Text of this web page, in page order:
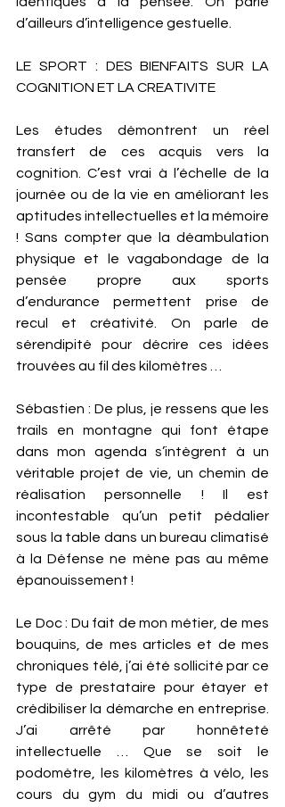
d’ailleurs d’intelligence gestuelle.
LE SPORT : DES BIENFAITS SUR LA
COGNITION ET LA CREATIVITE
Les études démontrent un réel
transfert de ces acquis vers la
cognition. C’est vrai à l’échelle de la
journée ou de la vie en améliorant les
aptitudes intellectuelles et la mémoire
! Sans compter que la déambulation
physique et le vagabondage de la
pensée propre aux sports
d’endurance permettent prise de
recul et créativité. On parle de
sérendipité pour décrire ces idées
trouvées au fil des kilomètres …
Sébastien : De plus, je ressens que les
trails en montagne qui font étape
dans mon agenda s’intègrent à un
véritable projet de vie, un chemin de
réalisation personnelle ! Il est
incontestable qu’un petit pédalier
sous la table dans un bureau climatisé
à la Défense ne mène pas au même
épanouissement !
Le Doc : Du fait de mon métier, de mes
bouquins, de mes articles et de mes
chroniques télé, j’ai été sollicité par ce
type de prestataire pour étayer et
crédibiliser la démarche en entreprise.
J’ai arrêté par honnêteté
intellectuelle … Que se soit le
podomètre, les kilomètres à vélo, les
cours du gym du midi ou d’autres